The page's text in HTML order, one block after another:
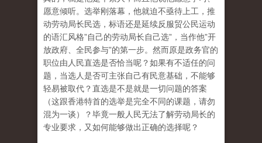
愿意倾听。选举刚落幕，他就迫不亟待上工，推
动劳动局长民选，标语还是延续反服贸公民运动
的语汇风格”自己的劳动局长自己选”，当作他”开
放政府、全民参与”的第一步。然而原是政务官的
职位由人民直选是否恰当呢？如果有不适任的问
题，当选人是否可主张自己有民意基础，不能够
轻易被取代？直选是不是就是一切问题的答案
（这跟香港特首的选举是完全不同的课题，请勿
混为一谈）？毕竟一般人民无法了解劳动局长的
专业要求，又如何能够做出正确的选择呢？